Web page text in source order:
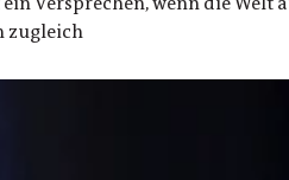
zugleich